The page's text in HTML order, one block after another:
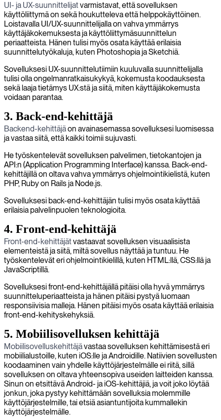
UI- ja UX-suunnittelijatvarmistavat, että sovelluksen
käyttöliittymä on sekä houkutteleva että helppokäyttöinen.
Loistavalla UI/UX-suunnittelijalla on vahva ymmärrys
käyttäjäkokemuksesta ja käyttöliittymäsuunnittelun
periaatteista. Hänen tulisi myös osata käyttää erilaisia
suunnittelutyökaluja, kuten Photoshopia ja Sketchiä.
Sovelluksesi UX-suunnittelutiimiin kuuluvalla suunnittelijalla
tulisi olla ongelmanratkaisukykyä, kokemusta koodauksesta
sekä laaja tietämys UX:stä ja siitä, miten käyttäjäkokemusta
voidaan parantaa.
3. Back-end-kehittäjä
Backend-kehittäjäon avainasemassa sovelluksesi luomisessa
ja vastaa siitä, että kaikki toimii sujuvasti.
He työskentelevät sovelluksen palvelimen, tietokantojen ja
API:n (Application Programming Interface) kanssa. Back-end-
kehittäjillä on oltava vahva ymmärrys ohjelmointikielistä, kuten
PHP, Ruby on Rails ja Node.js.
Sovelluksesi back-end-kehittäjän tulisi myös osata käyttää
erilaisia palvelinpuolen teknologioita.
4. Front-end-kehittäjä
Front-end-kehittäjätvastaavat sovelluksen visuaalisista
elementeistä ja siitä, miltä sovellus näyttää ja tuntuu. He
työskentelevät eri ohjelmointikielillä, kuten HTML:llä, CSS:llä ja
JavaScriptillä.
Sovelluksesi front-end-kehittäjällä pitäisi olla hyvä ymmärrys
suunnitteluperiaatteista ja hänen pitäisi pystyä luomaan
responsiivisia malleja. Hänen pitäisi myös osata käyttää erilaisia
front-end-kehityskehyksiä.
5. Mobiilisovelluksen kehittäjä
Mobiilisovelluskehittäjävastaa sovelluksen kehittämisestä eri
mobiilialustoille, kuten iOS:lle ja Androidille. Natiivien sovellusten
koodaaminen vain yhdelle käyttöjärjestelmälle ei riitä, sillä
sovelluksen on oltava yhteensopiva useiden laitteiden kanssa.
Sinun on etsittävä Android- ja iOS-kehittäjiä, ja voit joko löytää
jonkun, joka pystyy kehittämään sovelluksia molemmille
käyttöjärjestelmille, tai etsiä asiantuntijoita kummallekin
käyttöjärjestelmälle.